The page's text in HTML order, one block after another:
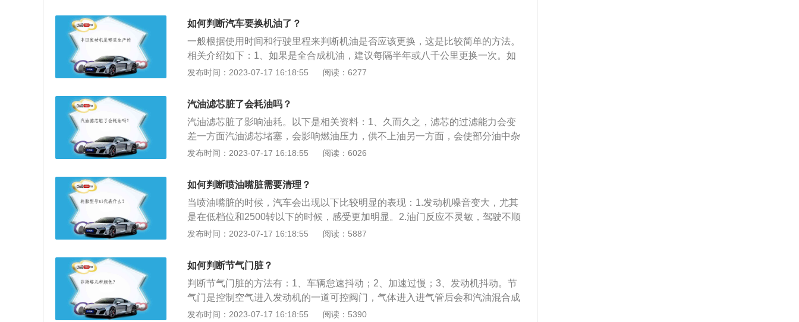
在发动机没有启动的情况下，用万用表测量正负极之间的电压应该在12.5~12.8V
之间。如果测量的电压低于11.5V，就说明电瓶亏电，如果测量的电压低于10.9
V，说明电瓶的电量基本完全用尽。
如何判断汽车要换机油了？
一般根据使用时间和行驶里程来判断机油是否应该更换，这是比较简单的方法。
相关介绍如下：1、如果是全合成机油，建议每隔半年或八千公里更换一次。如
果是半合成机油，建议每隔6500公里或三个月更换一次。2、机油长时间使用各
的磨损。在更换机油时，建议不要使用机器将机油抽出来，这样无法抽干净。在
更换机油时，建议将汽车用举升机升起来，然后将机油放出来。等机油放干净之
后再加入新的机油。
发布时间：2023-07-17 16:18:55 阅读：6277
汽油滤芯脏了会耗油吗？
汽油滤芯脏了影响油耗。以下是相关资料：1、久而久之，滤芯的过滤能力会变
差一方面汽油滤芯堵塞，会影响燃油压力，供不上油另一方面，会使部分油中杂
质进入到喷油嘴，气门阀，缸内影响发动机正常工作；2、如果使用的汽油油质
了就需要更换，汽油滤芯脏了不换会影响汽油的正常供油量，从而影响汽车动力
的正常发挥。特别要提醒的是：要经常放汽油滤杯中的水或杂质，以免影响进入
汽缸的油质以及滤芯过早变脏。
发布时间：2023-07-17 16:18:55 阅读：6026
如何判断喷油嘴脏需要清理？
当喷油嘴脏的时候，汽车会出现以下比较明显的表现：1.发动机噪音变大，尤其
是在低档位和2500转以下的时候，感受更加明显。2.油门反应不灵敏，驾驶不顺
畅，踩下油门后感觉有滞后现象，空挡猛踩油门后，发动机转速上升缓慢。3.怠
于清洗的资料：1.清洗时间：每隔4-6万公里清洗一次。2.价格：4S店内的清洗价
格在1000元左右。
发布时间：2023-07-17 16:18:55 阅读：5887
如何判断节气门脏？
判断节气门脏的方法有：1、车辆怠速抖动；2、加速过慢；3、发动机抖动。节
气门是控制空气进入发动机的一道可控阀门，气体进入进气管后会和汽油混合成
可燃混合气，从而燃烧做功。节气门上接空气滤清器，下接发动机缸体。清洗节
发布时间：2023-07-17 16:18:55 阅读：5390